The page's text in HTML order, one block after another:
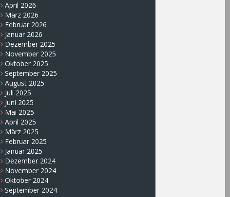
April 2026
März 2026
Februar 2026
Januar 2026
Dezember 2025
November 2025
Oktober 2025
September 2025
August 2025
Juli 2025
Juni 2025
Mai 2025
April 2025
März 2025
Februar 2025
Januar 2025
Dezember 2024
November 2024
Oktober 2024
September 2024